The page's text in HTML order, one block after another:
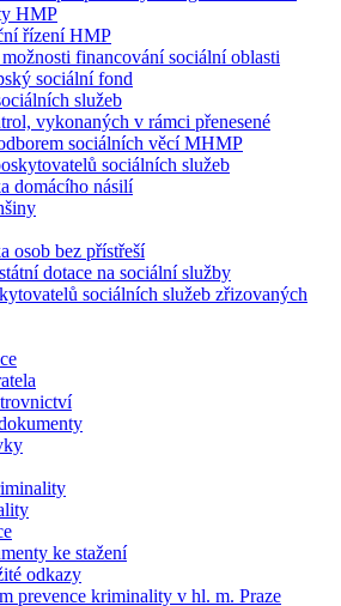
HMP
řízení HMP
financování sociální oblasti
sociální fond
služeb
vykonaných v rámci přenesené
sociálních věcí MHMP
sociálních služeb
domácího násilí
osob bez přístřeší
dotace na sociální služby
sociálních služeb zřizovaných
ke stažení
odkazy
prevence kriminality v hl. m. Praze